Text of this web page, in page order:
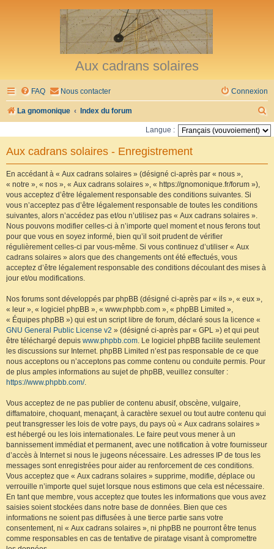
Aux cadrans solaires
FAQ Nous contacter Connexion
La gnomonique Index du forum
e
Langue :
Aux cadrans solaires - Enregistrement
En accédant à « Aux cadrans solaires » (désigné ci-après par « nous »,
« notre », « nos », « Aux cadrans solaires », « https://gnomonique.fr/forum »),
vous acceptez d’être légalement responsable des conditions suivantes. Si
vous n’acceptez pas d’être légalement responsable de toutes les conditions
suivantes, alors n’accédez pas et/ou n’utilisez pas « Aux cadrans solaires ».
Nous pouvons modifier celles-ci à n’importe quel moment et nous ferons tout
pour que vous en soyez informé, bien qu’il soit prudent de vérifier
régulièrement celles-ci par vous-même. Si vous continuez d’utiliser « Aux
cadrans solaires » alors que des changements ont été effectués, vous
acceptez d’être légalement responsable des conditions découlant des mises à
jour et/ou modifications.
Nos forums sont développés par phpBB (désigné ci-après par « ils », « eux »,
« leur », « logiciel phpBB », « www.phpbb.com », « phpBB Limited »,
« Équipes phpBB ») qui est un script libre de forum, déclaré sous la licence «
GNU General Public License v2 » (désigné ci-après par « GPL ») et qui peut
être téléchargé depuis www.phpbb.com. Le logiciel phpBB facilite seulement
les discussions sur Internet. phpBB Limited n’est pas responsable de ce que
nous acceptons ou n’acceptons pas comme contenu ou conduite permis. Pour
de plus amples informations au sujet de phpBB, veuillez consulter :
https://www.phpbb.com/.
Vous acceptez de ne pas publier de contenu abusif, obscène, vulgaire,
diffamatoire, choquant, menaçant, à caractère sexuel ou tout autre contenu qui
peut transgresser les lois de votre pays, du pays où « Aux cadrans solaires »
est hébergé ou les lois internationales. Le faire peut vous mener à un
bannissement immédiat et permanent, avec une notification à votre fournisseur
d’accès à Internet si nous le jugeons nécessaire. Les adresses IP de tous les
messages sont enregistrées pour aider au renforcement de ces conditions.
Vous acceptez que « Aux cadrans solaires » supprime, modifie, déplace ou
verrouille n’importe quel sujet lorsque nous estimons que cela est nécessaire.
En tant que membre, vous acceptez que toutes les informations que vous avez
saisies soient stockées dans notre base de données. Bien que ces
informations ne soient pas diffusées à une tierce partie sans votre
consentement, ni « Aux cadrans solaires », ni phpBB ne pourront être tenus
comme responsables en cas de tentative de piratage visant à compromettre